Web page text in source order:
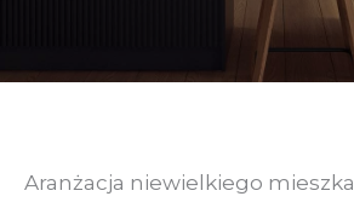
Aranżacja niewielkiego